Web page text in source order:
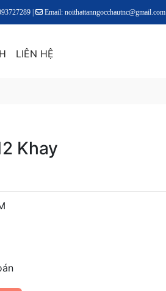
| Email: noithattanngocchautnc@gmail.com
LIÊN HỆ
Khay